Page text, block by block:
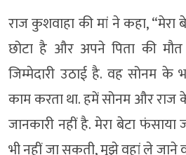
राज कुशवाहा की मां ने कहा, “मेरा
छोटा है और अपने पिता की
जिम्मेदारी उठाई है. वह सोनम
काम करता था. हमें सोनम और राज
जानकारी नहीं है. मेरा बेटा
भी नहीं जा सकती, मुझे वहां ले जाने